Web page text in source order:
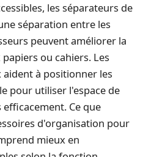
les séparateurs de
séparation entre les
peuvent améliorer la
ou cahiers. Les
à positionner les
pour utiliser l'espace de
Ce que
d'organisation pour
mieux en